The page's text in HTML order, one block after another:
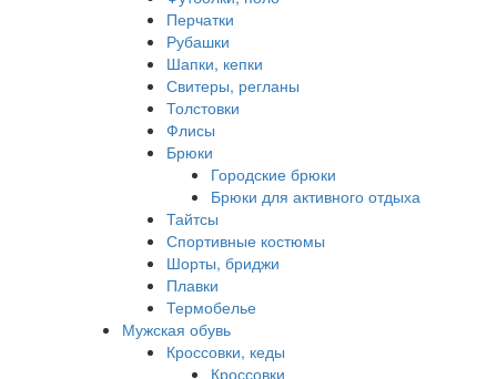
Перчатки
Рубашки
Шапки, кепки
Свитеры, регланы
Толстовки
Флисы
Брюки
Городские брюки
Брюки для активного отдыха
Тайтсы
Спортивные костюмы
Шорты, бриджи
Плавки
Термобелье
Мужская обувь
Кроссовки, кеды
Кроссовки